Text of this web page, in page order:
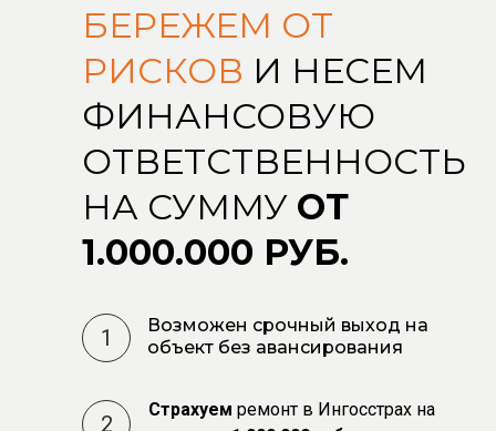
БЕРЕЖЕМ ОТ
РИСКОВ И НЕСЕМ
ФИНАНСОВУЮ
ОТВЕТСТВЕННОСТЬ
НА СУММУ ОТ
1.000.000 РУБ.
Страхуем ремонт в Ингосстрах на
2
1
Возможен срочный выход на
объект без авансирования